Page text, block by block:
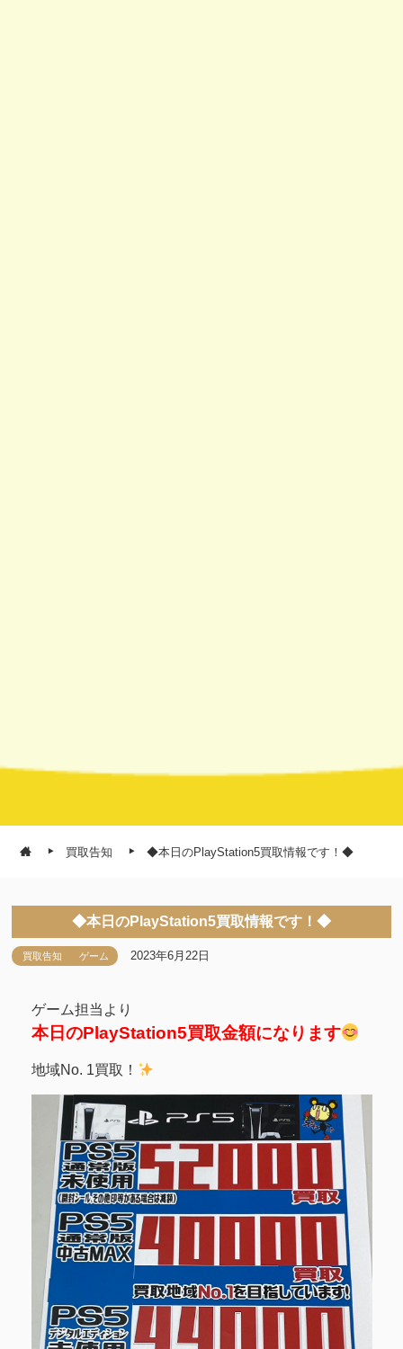
買取告知 ◆本日のPlayStation5買取情報です！◆
◆本日のPlayStation5買取情報です！◆
買取告知 ゲーム 2023年6月22日
ゲーム担当より
本日のPlayStation5買取金額になります
地域No. 1買取！